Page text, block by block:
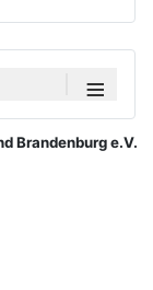
≡
Brandenburg e.V.